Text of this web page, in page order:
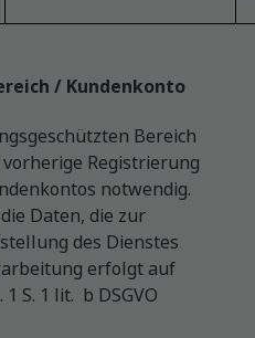
/ Kundenkonto
Bereich
Registrierung
notwendig.
Daten, die zur
des Dienstes
erfolgt auf
S. 1 lit. b DSGVO